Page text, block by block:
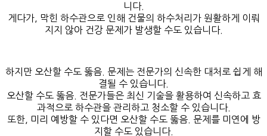
니다.
게다가, 막힌 하수관으로 인해 건물의 하수처리가 원활하게 이뤄
지지 않아 건강 문제가 발생할 수도 있습니다.
하지만 오산할 수도 뚫음. 문제는 전문가의 신속한 대처로 쉽게 해
결될 수 있습니다.
오산할 수도 뚫음. 전문가들은 최신 기술을 활용하여 신속하고 효
과적으로 하수관을 관리하고 청소할 수 있습니다.
또한, 미리 예방할 수 있다면 오산할 수도 뚫음. 문제를 미연에 방
지할 수도 있습니다.